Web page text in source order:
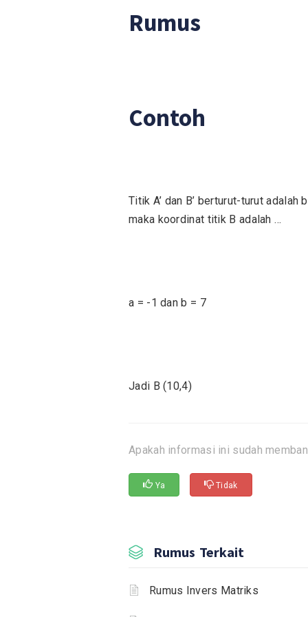
Rumus
Contoh
Titik A’ dan B’ berturut-turut
maka koordinat titik B adalah …
a = -1 dan b = 7
Jadi B (10,4)
Apakah informasi ini sudah
Ya Tidak
Rumus Terkait
Rumus Invers Matriks